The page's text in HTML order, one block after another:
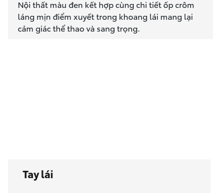
Nội thất màu đen kết hợp cùng chi tiết ốp crôm
láng mịn điểm xuyết trong khoang lái mang lại
cảm giác thể thao và sang trọng.
Tay lái